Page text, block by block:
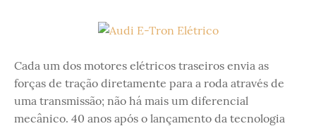
Cada um dos motores elétricos traseiros envia as
forças de tração diretamente para a roda através de
uma transmissão; não há mais um diferencial
mecânico. 40 anos após o lançamento da tecnologia